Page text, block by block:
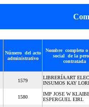
Número del acto
administrativo
Nombre completo o
social de la
contratada
1579
LIBRERÍA ART
INSUMOS KAY
1580
IMP JOSE W
ESPERGUEL EIRL